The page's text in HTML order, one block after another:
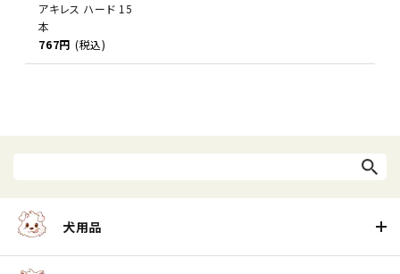
アキレス ハード 15
本
767円 (税込)
犬用品